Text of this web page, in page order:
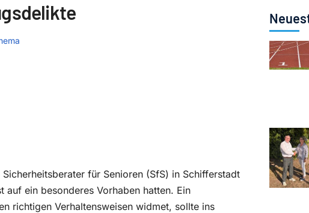
für Senioren (SfS) in Schifferstadt
auf ein besonderes Vorhaben hatten. Ein
richtigen Verhaltensweisen widmet, sollte ins